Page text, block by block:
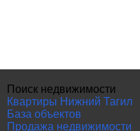
Поиск недвижимости
Квартиры Нижний Тагил
База объектов
Продажа недвижимости